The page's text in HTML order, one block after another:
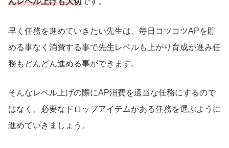
早く任務を進めていきたい先生は、毎日コツコツAPを貯
める事なく消費する事で先生レベルも上がり育成が進み任
務もどんどん進める事ができます。
そんなレベル上げの際にAP消費を適当な任務にするので
はなく、必要なドロップアイテムがある任務を選ぶように
進めていきましょう。